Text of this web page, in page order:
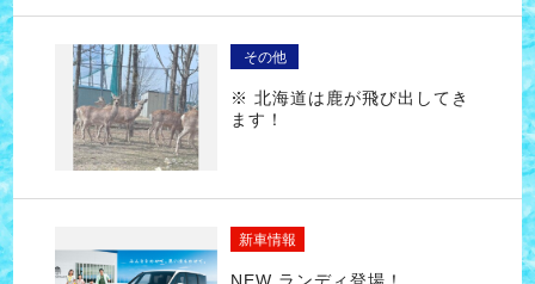
その他
※ 北海道は鹿が飛び出してき
ます！
新車情報